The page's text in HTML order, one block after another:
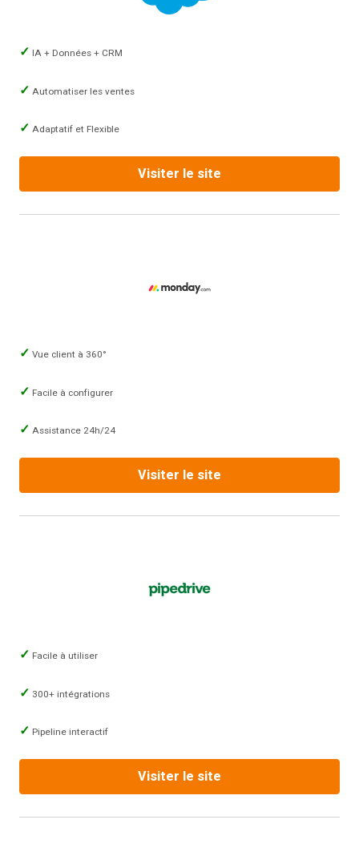
IA + Données + CRM
Automatiser les ventes
Adaptatif et Flexible
Visiter le site
Vue client à 360°
Facile à configurer
Assistance 24h/24
Visiter le site
Facile à utiliser
300+ intégrations
Pipeline interactif
Visiter le site